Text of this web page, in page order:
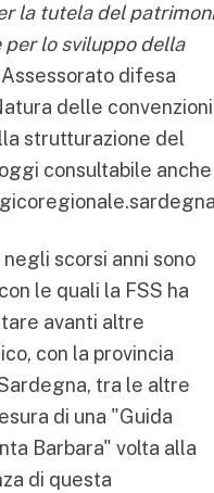
la tutela del
lo sviluppo della
difesa
delle convenzioni
strutturazione del
consultabile anche
scorsi anni sono
le quali la FSS ha
avanti altre
con la provincia
tra le altre
di una "Guida
Barbara" volta alla
di questa